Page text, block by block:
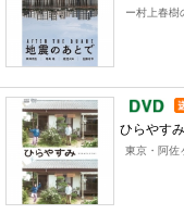
ー村上春樹
ひらやす
東京・阿佐